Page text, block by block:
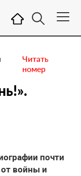
Читать
номер
почти
войны и